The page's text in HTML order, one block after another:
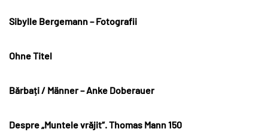
Sibylle Bergemann – Fotografii
Ohne Titel
Bărbați / Männer – Anke Doberauer
Despre „Muntele vrăjit“. Thomas Mann 150